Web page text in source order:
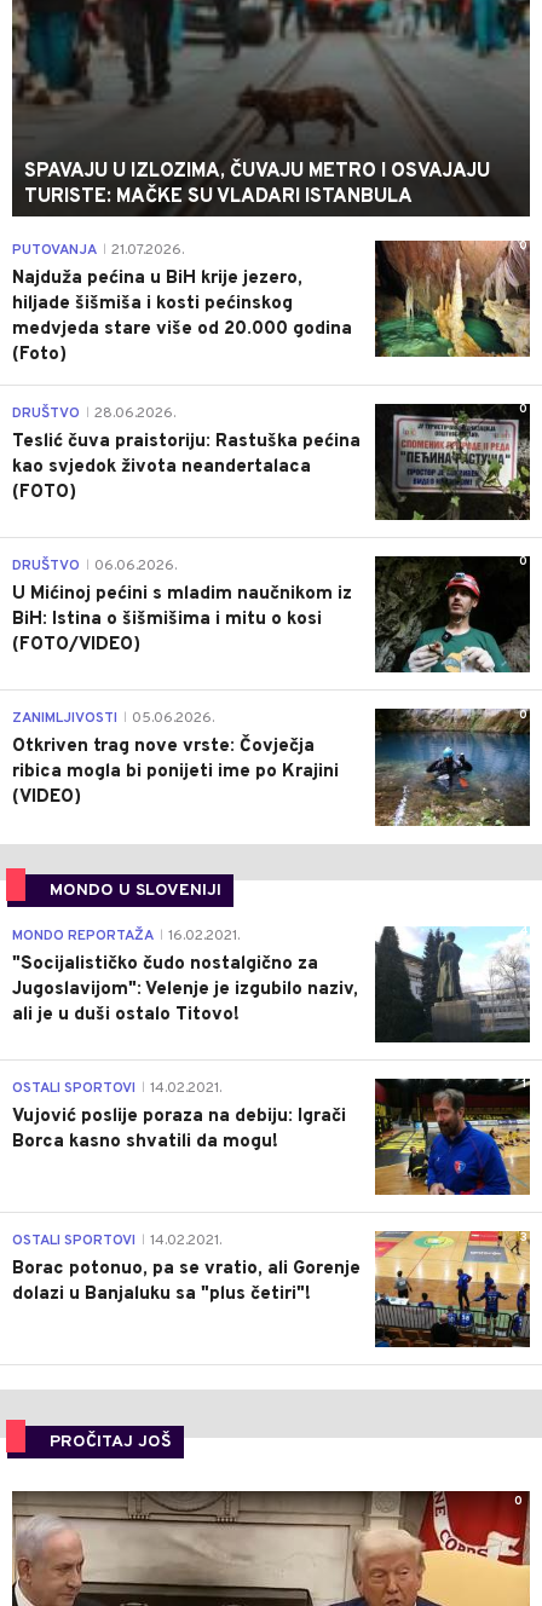
SPAVAJU U IZLOZIMA, ČUVAJU METRO I OSVAJAJU
TURISTE: MAČKE SU VLADARI ISTANBULA
0
PUTOVANJA 21.07.2026.
Najduža pećina u BiH krije jezero,
hiljade šišmiša i kosti pećinskog
medvjeda stare više od 20.000 godina
(Foto)
0
DRUŠTVO 28.06.2026.
Teslić čuva praistoriju: Rastuška pećina
kao svjedok života neandertalaca
(FOTO)
0
DRUŠTVO 06.06.2026.
U Mićinoj pećini s mladim naučnikom iz
BiH: Istina o šišmišima i mitu o kosi
(FOTO/VIDEO)
0
ZANIMLJIVOSTI 05.06.2026.
Otkriven trag nove vrste: Čovječja
ribica mogla bi ponijeti ime po Krajini
(VIDEO)
MONDO U SLOVENIJI
4
MONDO REPORTAŽA 16.02.2021.
"Socijalističko čudo nostalgično za
Jugoslavijom": Velenje je izgubilo naziv,
ali je u duši ostalo Titovo!
1
OSTALI SPORTOVI 14.02.2021.
Vujović poslije poraza na debiju: Igrači
Borca kasno shvatili da mogu!
3
OSTALI SPORTOVI 14.02.2021.
Borac potonuo, pa se vratio, ali Gorenje
dolazi u Banjaluku sa "plus četiri"!
PROČITAJ JOŠ
0